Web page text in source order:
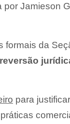
Jamieson
formais da
para